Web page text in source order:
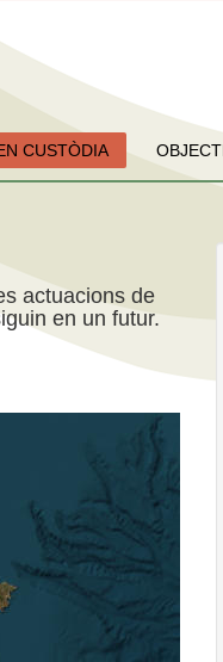
CUSTÒDIA
actuacions de
en un futur.